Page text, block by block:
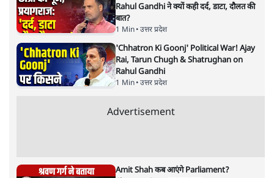
नतीजों पर परदे डालता घोषणा प्रधान